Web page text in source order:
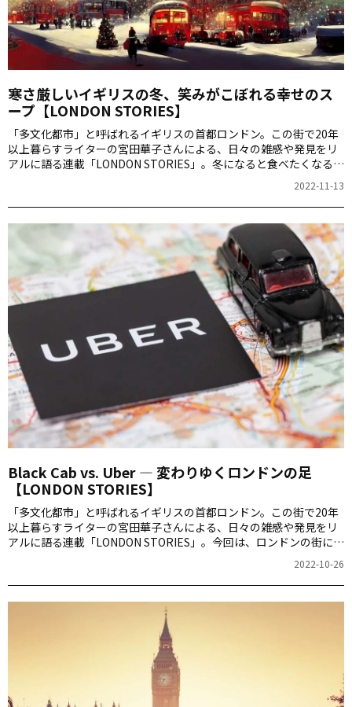
寒さ厳しいイギリスの冬、笑みがこぼれる幸せのス
ープ【LONDON STORIES】
「多文化都市」と呼ばれるイギリスの首都ロンドン。この街で20年
以上暮らすライターの宮田華子さんによる、日々の雑感や発見をリ
アルに語る連載「LONDON STORIES」。冬になると食べたくなる料
理って、皆さんにもありますよね。今回はそんな、心も体も温まる
2022-11-13
Black Cab vs. Uber ― 変わりゆくロンドンの足
【LONDON STORIES】
「多文化都市」と呼ばれるイギリスの首都ロンドン。この街で20年
以上暮らすライターの宮田華子さんによる、日々の雑感や発見をリ
アルに語る連載「LONDON STORIES」。今回は、ロンドンの街に欠
2022-10-26